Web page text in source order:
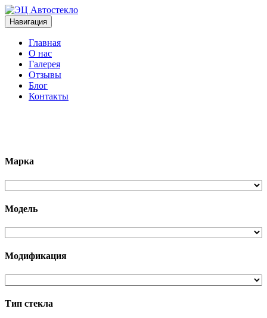
Навигация
Главная
О нас
Галерея
Отзывы
Блог
Контакты
Марка
Модель
Модификация
Тип стекла